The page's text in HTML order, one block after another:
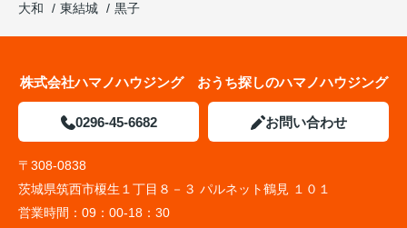
大和
東結城 黒子
株式会社ハマノハウジング おうち探しのハマノハウジング
0296-45-6682 お問い合わせ
〒308-0838
茨城県筑西市榎生１丁目８－３ パルネット鶴見 １０１
営業時間： 09：00-18：30